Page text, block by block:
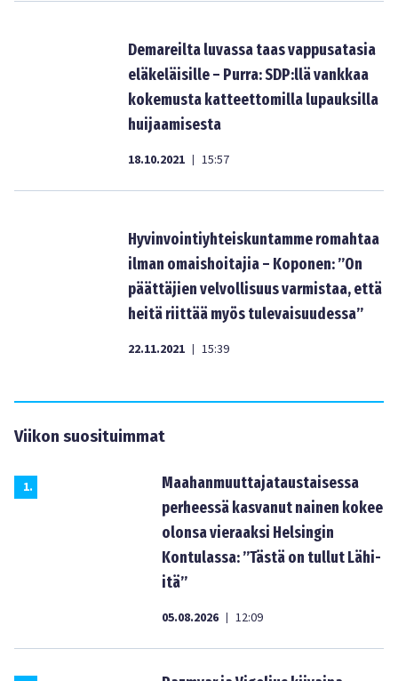
Demareilta luvassa taas vappusatasia
eläkeläisille – Purra: SDP:llä vankkaa
kokemusta katteettomilla lupauksilla
huijaamisesta
18.10.2021 | 15:57
Hyvinvointiyhteiskuntamme romahtaa
ilman omaishoitajia – Koponen: ”On
päättäjien velvollisuus varmistaa, että
heitä riittää myös tulevaisuudessa”
22.11.2021 | 15:39
Viikon suosituimmat
1.
Maahanmuuttajataustaisessa
perheessä kasvanut nainen kokee
olonsa vieraaksi Helsingin
Kontulassa: ”Tästä on tullut Lähi-
itä”
05.08.2026 | 12:09